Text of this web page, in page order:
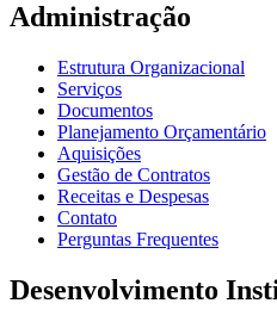
Administração
Estrutura Organizacional
Serviços
Documentos
Planejamento Orçamentário
Aquisições
Gestão de Contratos
Receitas e Despesas
Contato
Perguntas Frequentes
Desenvolvimento